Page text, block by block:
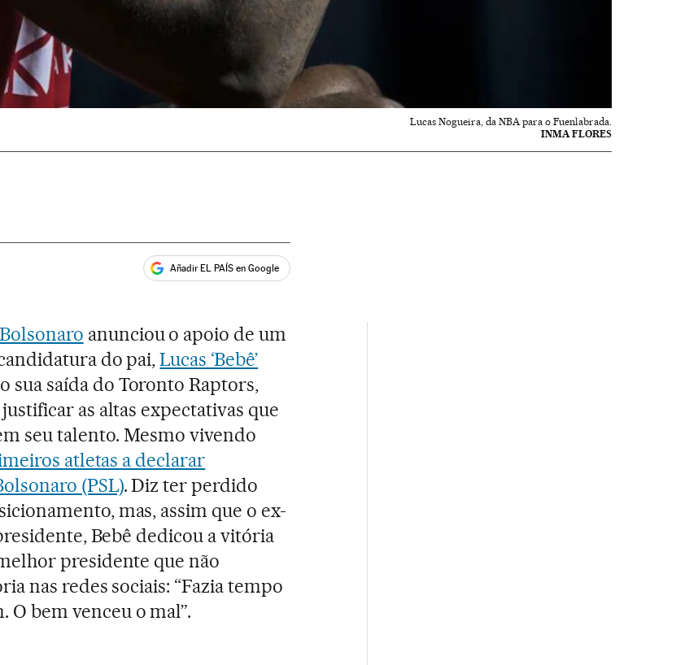
Lucas Nogueira, da NBA para o Fuenlabrada.
INMA FLORES
Añadir EL PAÍS en Google
anunciou o apoio de um
do pai,Lucas ‘Bebê’
sua saída do Toronto Raptors,
as altas expectativas que
seu talento. Mesmo vivendo
atletas a declarar
(PSL). Diz ter perdido
mas, assim que o ex-
Bebê dedicou a vitória
presidente que não
nas redes sociais: “Fazia tempo
O bem venceu o mal”.